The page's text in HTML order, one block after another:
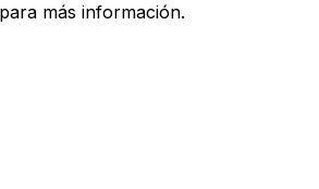
más información.